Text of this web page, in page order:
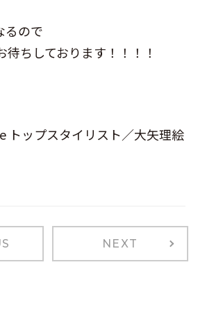
るので
待ちしております！！！！
トップスタイリスト／大矢理絵
NEXT